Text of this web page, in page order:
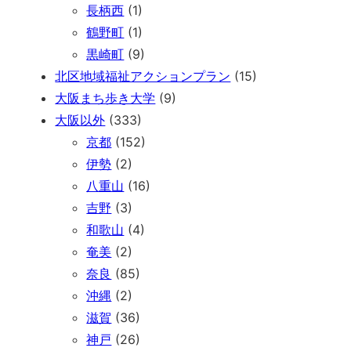
長柄西 (1)
鶴野町 (1)
黒崎町 (9)
北区地域福祉アクションプラン (15)
大阪まち歩き大学 (9)
大阪以外 (333)
京都 (152)
伊勢 (2)
八重山 (16)
吉野 (3)
和歌山 (4)
奄美 (2)
奈良 (85)
沖縄 (2)
滋賀 (36)
神戸 (26)